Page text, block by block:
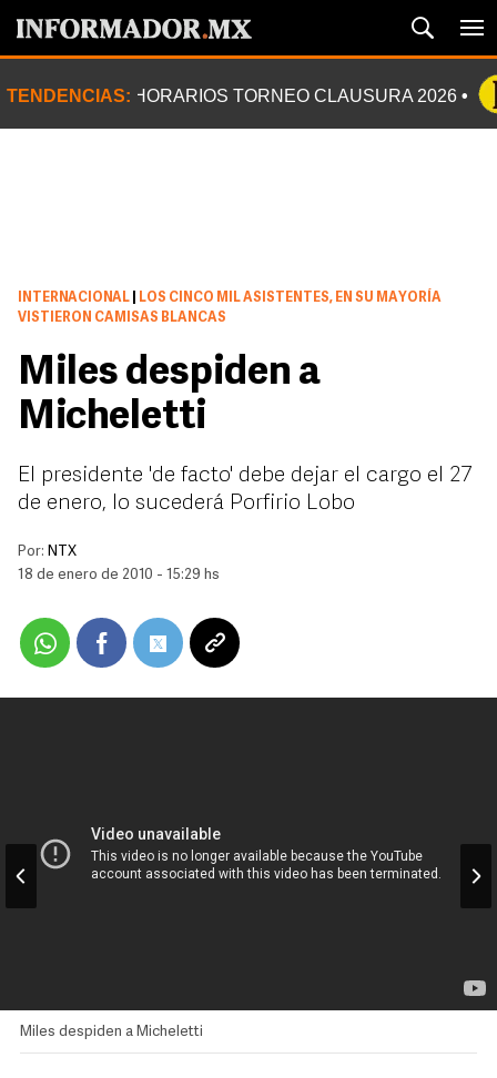
TENDENCIAS: HORARIOS TORNEO CLAUSURA 2026
INTERNACIONAL
LOS CINCO MIL ASISTENTES, EN SU MAYORÍA
VISTIERON CAMISAS BLANCAS
Miles despiden a
Micheletti
El presidente 'de facto' debe dejar el cargo el 27
de enero, lo sucederá Porfirio Lobo
Por: NTX
18 de enero de 2010 - 15:29 hs
Miles despiden a Micheletti